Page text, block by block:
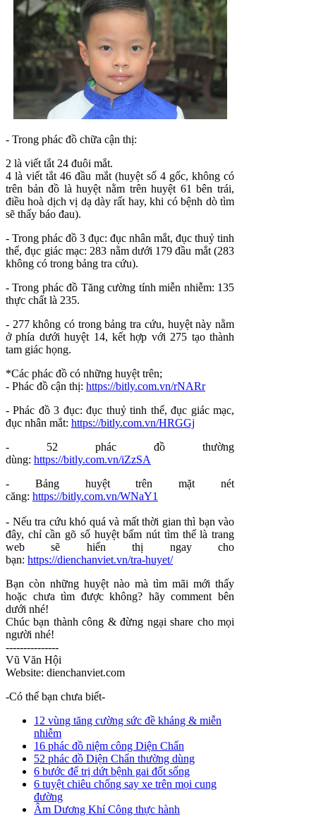
- Trong phác đồ chữa cận thị:
2 là viết tắt 24 đuôi mắt.
4 là viết tắt 46 đầu mắt (huyệt số 4 gốc, không có
trên bản đồ là huyệt nằm trên huyệt 61 bên trái,
điều hoà dịch vị dạ dày rất hay, khi có bệnh dò tìm
sẽ thấy báo đau).
- Trong phác đồ 3 đục: đục nhân mắt, đục thuỷ tinh
thể, đục giác mạc: 283 nằm dưới 179 đầu mắt (283
không có trong bảng tra cứu).
- Trong phác đồ Tăng cường tính miễn nhiễm: 135
thực chất là 235.
- 277 không có trong bảng tra cứu, huyệt này nằm
ở phía dưới huyệt 14, kết hợp với 275 tạo thành
tam giác họng.
*Các phác đồ có những huyệt trên;
- Phác đồ cận thị: https://bitly.com.vn/rNARr
- Phác đồ 3 đục: đục thuỷ tinh thể, đục giác mạc,
đục nhân mắt: https://bitly.com.vn/HRGGj
- 52 phác đồ thường
dùng: https://bitly.com.vn/iZzSA
- Bảng huyệt trên mặt nét
căng: https://bitly.com.vn/WNaY1
- Nếu tra cứu khó quá và mất thời gian thì bạn vào
đây, chỉ cần gõ số huyệt bấm nút tìm thế là trang
web sẽ hiển thị ngay cho
bạn: https://dienchanviet.vn/tra-huyet/
Bạn còn những huyệt nào mà tìm mãi mới thấy
hoặc chưa tìm được không? hãy comment bên
dưới nhé!
Chúc bạn thành công & đừng ngại share cho mọi
người nhé!
---------------
Vũ Văn Hội
Website: dienchanviet.com
-Có thể bạn chưa biết-
12 vùng tăng cường sức đề kháng & miễn
nhiễm
16 phác đồ niệm công Diện Chẩn
52 phác đồ Diện Chẩn thường dùng
6 bước để trị dứt bệnh gai đốt sống
6 tuyệt chiêu chống say xe trên mọi cung
đường
Âm Dương Khí Công thực hành